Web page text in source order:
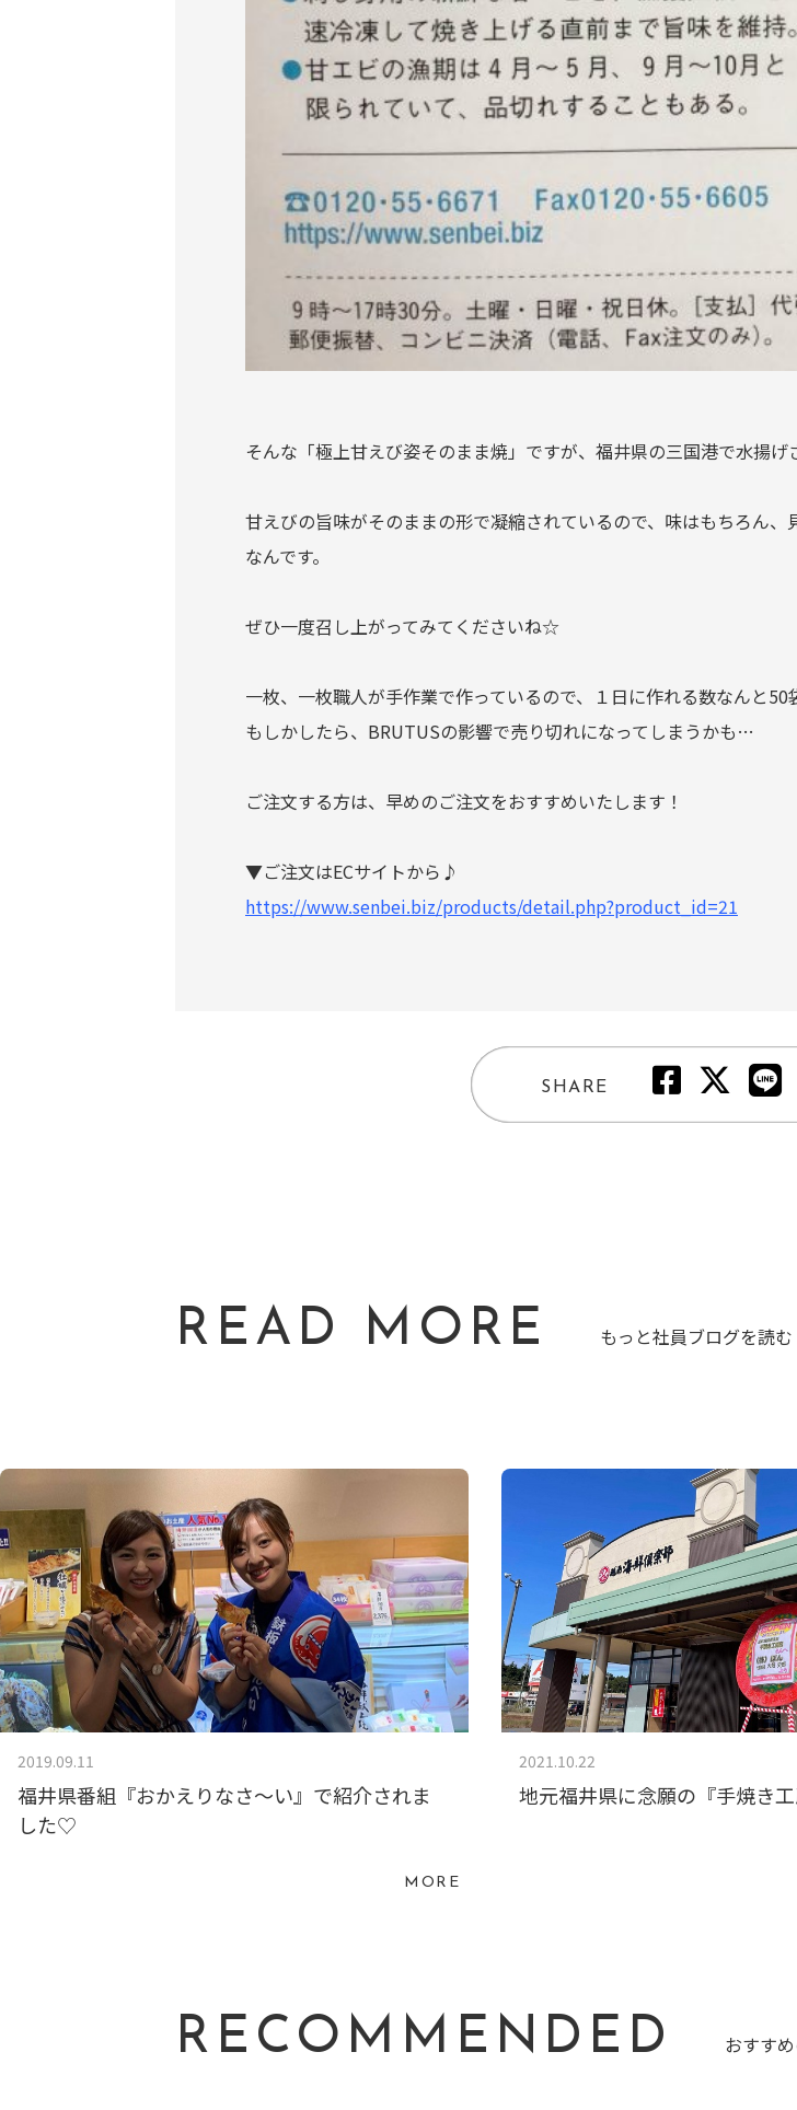
そんな「極上甘えび姿そのまま焼」ですが、福井県の三国港で水揚
甘えびの旨味がそのままの形で凝縮されているので、味はもちろん
なんです。
ぜひ一度召し上がってみてくださいね☆
一枚、一枚職人が手作業で作っているので、１日に作れる数なんと50
もしかしたら、BRUTUSの影響で売り切れになってしまうかも…
ご注文する方は、早めのご注文をおすすめいたします！
▼ご注文はECサイトから♪
https://www.senbei.biz/products/detail.php?product_id=21
SHARE
READ MORE もっと社員ブログを読む
2019.09.11
福井県番組『おかえりなさ〜い』で紹介されま
した♡
MORE
2021.10.22
地元福井県に念願の『手焼き工
RECOMMENDED おすす